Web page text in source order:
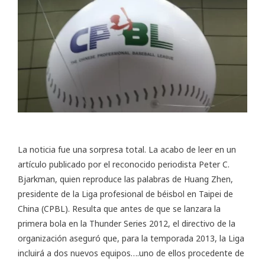
La noticia fue una sorpresa total. La acabo de leer en un
artículo publicado por el reconocido periodista Peter C.
Bjarkman, quien reproduce las palabras de Huang Zhen,
presidente de la Liga profesional de béisbol en Taipei de
China (CPBL). Resulta que antes de que se lanzara la
primera bola en la Thunder Series 2012, el directivo de la
organización aseguró que, para la temporada 2013, la Liga
incluirá a dos nuevos equipos….uno de ellos procedente de